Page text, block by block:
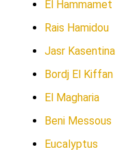
El Hammamet
Rais Hamidou
Jasr Kasentina
Bordj El Kiffan
El Magharia
Beni Messous
Eucalyptus